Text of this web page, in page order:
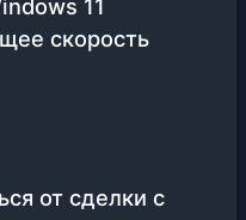
11
скорость
от сделки с